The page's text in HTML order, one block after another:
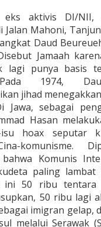
eks aktivis DI/NII,
Jalan Mahoni,
Daud
Jamaah
lagi punya basis
1974,
jihad
Jawa, sebagai
Hasan
hoax seputar
komunisme.
Komunis
paling lambat
ini 50 ribu tentara
50 ribu lagi
imigran gelap,
melalui Serawak